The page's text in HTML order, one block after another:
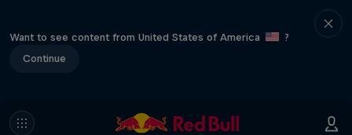
Want to see content from United States of America
?
Continue